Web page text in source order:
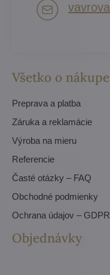
Všetko o nákupe
Preprava a platba
Záruka a reklamácie
Výroba na mieru
Referencie
Časté otázky – FAQ
Obchodné podmienky
Ochrana údajov – GDPR
Objednávky